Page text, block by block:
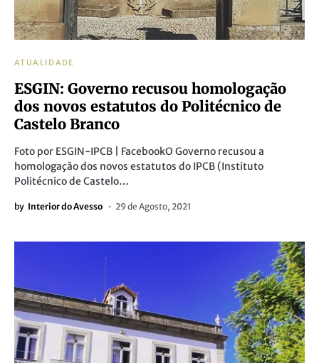
ATUALIDADE
ESGIN: Governo recusou homologação
dos novos estatutos do Politécnico de
Castelo Branco
Foto por ESGIN-IPCB | FacebookO Governo recusou a
homologação dos novos estatutos do IPCB (Instituto
Politécnico de Castelo…
by Interior do Avesso 29 de Agosto, 2021